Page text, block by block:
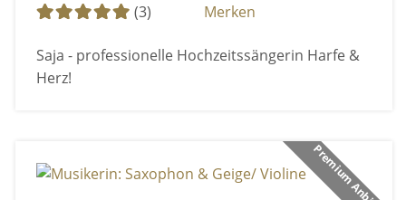
(3)
Merken
Saja - professionelle Hochzeitssängerin Harfe &
Herz!
Premium Anbieter